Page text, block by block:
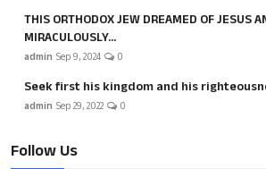
Song Lyrics
Christian Life Testimony
Sermons & Messages
Bible Quiz
THIS ORTHODOX JEW DREAMED OF JESUS
MIRACULOUSLY...
admin Sep 9, 2024 0
Seek first his kingdom and his
admin Sep 29, 2022 0
Follow Us